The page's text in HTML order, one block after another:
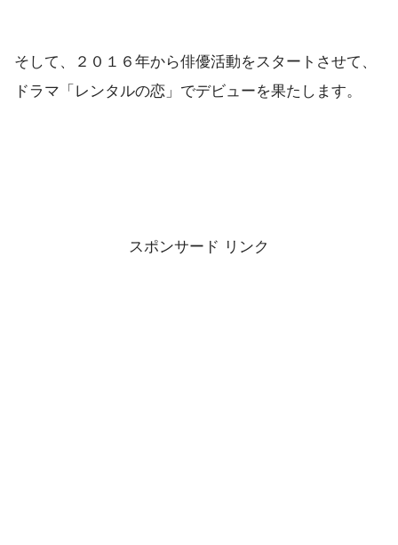
そして、２０１６年から俳優活動をスタートさせて、
ドラマ「レンタルの恋」でデビューを果たします。
スポンサード リンク